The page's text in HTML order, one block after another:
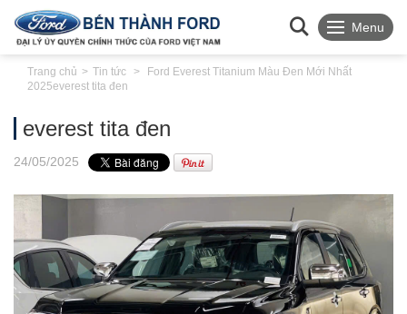
Menu
Trang chủ Tin tức
Ford Everest Titanium Màu Đen Mới Nhất
2025everest tita đen
everest tita đen
24/05/2025